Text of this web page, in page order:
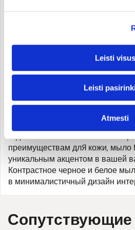
Leisti visus
Leisti
Atmesti
в отшелушивающем белом мыле
ороговевшие клетки, питает,
4. Подходит для подарка
Этот небольшой, но милый и
подойдет как женщинам, так и
мыло MÁDARA, Вы приятно
особенно счастливые
5. Уникальный элемент дизайна
В дополнение ко всем
преимуществам для кожи, мыло
уникальным акцентом в вашей
Контрастное черное и белое
в минималистичный дизайн